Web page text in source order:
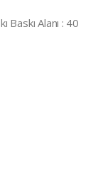
Alanı : 40